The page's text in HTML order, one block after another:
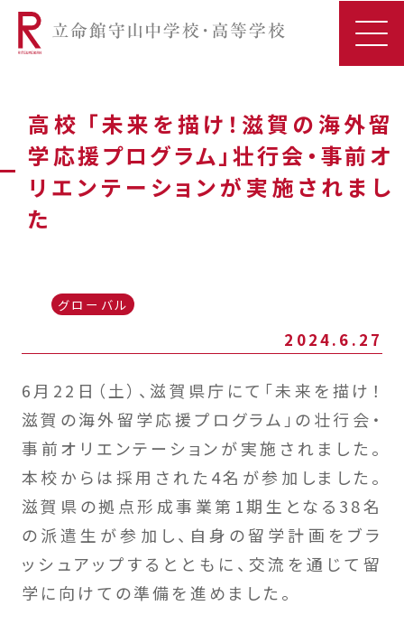
高校 「未来を描け！滋賀の海外留
学応援プログラム」壮行会・事前オ
リエンテーションが実施されまし
た
グローバル
2024.6.27
6月22日（土）、滋賀県庁にて「未来を描け！
滋賀の海外留学応援プログラム」の壮行会・
事前オリエンテーションが実施されました。
本校からは採用された4名が参加しました。
滋賀県の拠点形成事業第1期生となる38名
の派遣生が参加し、自身の留学計画をブラ
ッシュアップするとともに、交流を通じて留
学に向けての準備を進めました。